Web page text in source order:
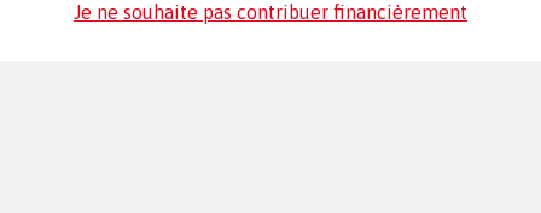
Je ne souhaite pas contribuer financièrement